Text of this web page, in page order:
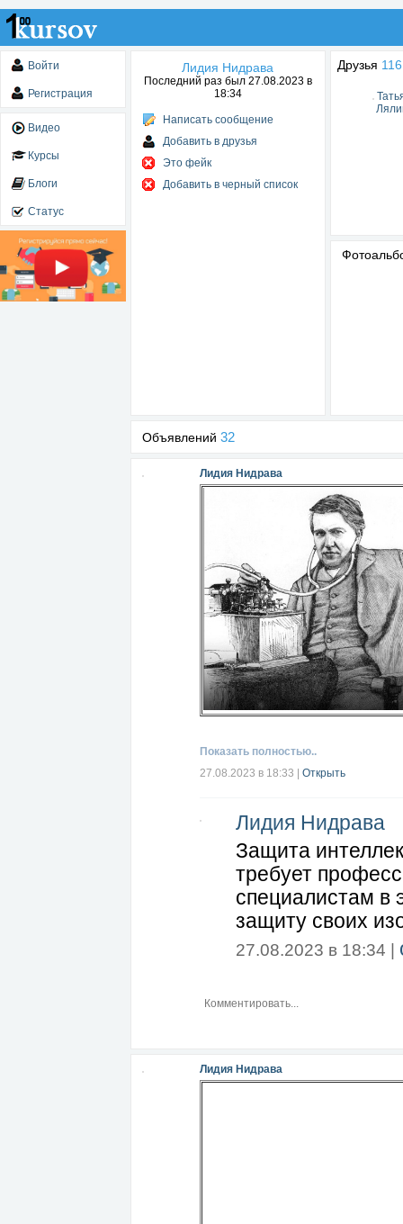
Войти
Регистрация
Видео
Курсы
Блоги
Статус
Лидия Нидрава
Последний раз был 27.08.2023 в
18:34
Написать сообщение
Добавить в друзья
Это фейк
Добавить в черный список
Друзья 116
Объявлений 32
Лидия Нидрава
Показать полностью..
27.08.2023 в 18:33
Открыть
Лидия Нидрава
Защита
требует
специалистам в
защиту своих
27.08.2023 в 18:34 |
Лидия Нидрава